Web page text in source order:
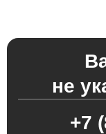
не
+7